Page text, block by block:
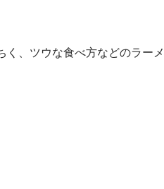
、ツウな食べ方などのラー